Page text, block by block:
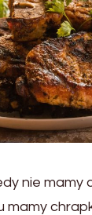
nie
mamy